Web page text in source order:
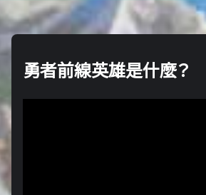
勇者前線英雄是什麼？